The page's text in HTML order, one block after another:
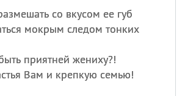
со вкусом ее губ
мокрым следом тонких
приятней жениху?!
Вам и крепкую семью!